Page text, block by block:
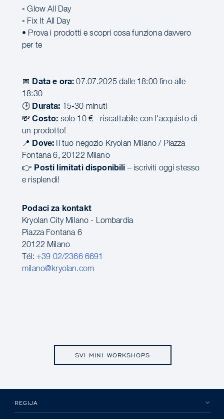
◦ Glow All Day
◦ Fix It All Day
• Prova i prodotti e scopri cosa funziona davvero
per te
📅 Data e ora: 07.07.2025 dalle 18:00 fino alle
18:30
🕒 Durata: 15-30 minuti
💸Costo: solo 10 € - riscattabile con l'acquisto di
un prodotto!
📍 Dove: Il tuo negozio Kryolan Milano / Piazza
Fontana 6, 20122 Milano
👉 Posti limitati disponibili – iscriviti oggi stesso
e risplendi!
Podaci za kontakt
Kryolan City Milano - Lombardia
Piazza Fontana 6
20122 Milano
Tél: +39 02/2366 6691
milano@kryolan.com
SVI MINI WORKSHOPS
REGIJA